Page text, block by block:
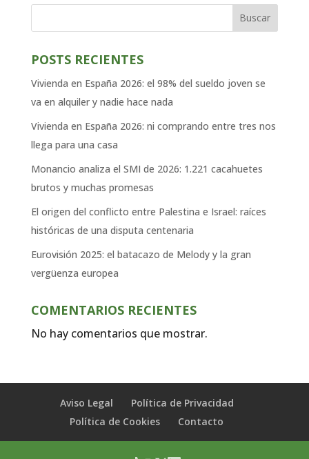
Buscar
POSTS RECIENTES
Vivienda en España 2026: el 98% del sueldo joven se
va en alquiler y nadie hace nada
Vivienda en España 2026: ni comprando entre tres nos
llega para una casa
Monancio analiza el SMI de 2026: 1.221 cacahuetes
brutos y muchas promesas
El origen del conflicto entre Palestina e Israel: raíces
históricas de una disputa centenaria
Eurovisión 2025: el batacazo de Melody y la gran
vergüenza europea
COMENTARIOS RECIENTES
No hay comentarios que mostrar.
Aviso Legal
Política de Privacidad
Política de Cookies
Contacto